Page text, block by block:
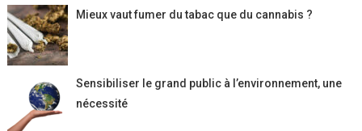
Mieux vaut fumer du tabac que du cannabis ?
Sensibiliser le grand public à l’environnement, une
nécessité